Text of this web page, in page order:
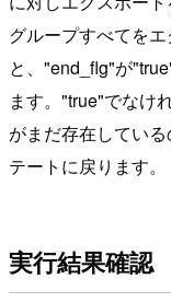
グループすべてを
と、"end_flg"が
ます。"true"でなけ
がまだ存在してい
テートに戻ります。
実行結果確認